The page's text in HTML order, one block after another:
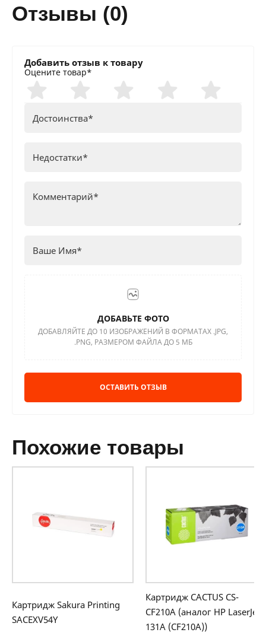
отзывы (0)
Добавить отзыв к товару
Оцените товар*
ДОБАВЬТЕ ФОТО
ДОБАВЛЯЙТЕ ДО 10 ИЗОБРАЖЕНИЙ В ФОРМАТАХ .JPG,
.PNG, РАЗМЕРОМ ФАЙЛА ДО 5 МБ
ОСТАВИТЬ ОТЗЫВ
похожие товары
Картридж Sakura Printing
SACEXV54Y
Картридж CACTUS CS-
CF210A (аналог HP LaserJet
131A (CF210A))